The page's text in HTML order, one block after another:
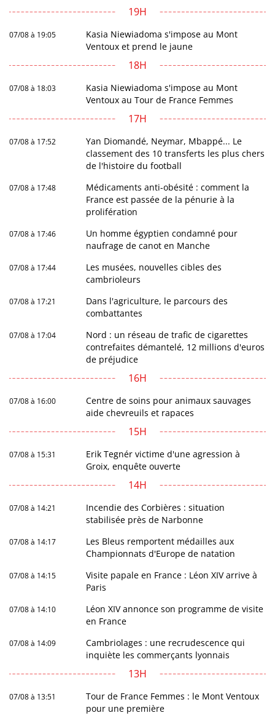
19H
07/08 à 19:05
Kasia Niewiadoma s'impose au Mont
Ventoux et prend le jaune
18H
07/08 à 18:03
Kasia Niewiadoma s'impose au Mont
Ventoux au Tour de France Femmes
17H
07/08 à 17:52
Yan Diomandé, Neymar, Mbappé... Le
classement des 10 transferts les plus chers
de l'histoire du football
07/08 à 17:48
Médicaments anti-obésité : comment la
France est passée de la pénurie à la
prolifération
07/08 à 17:46
Un homme égyptien condamné pour
naufrage de canot en Manche
07/08 à 17:44
Les musées, nouvelles cibles des
cambrioleurs
07/08 à 17:21
Dans l'agriculture, le parcours des
combattantes
07/08 à 17:04
Nord : un réseau de trafic de cigarettes
contrefaites démantelé, 12 millions d'euros
de préjudice
16H
07/08 à 16:00
Centre de soins pour animaux sauvages
aide chevreuils et rapaces
15H
07/08 à 15:31
Erik Tegnér victime d'une agression à
Groix, enquête ouverte
14H
07/08 à 14:21
Incendie des Corbières : situation
stabilisée près de Narbonne
07/08 à 14:17
Les Bleus remportent médailles aux
Championnats d'Europe de natation
07/08 à 14:15
Visite papale en France : Léon XIV arrive à
Paris
07/08 à 14:10
Léon XIV annonce son programme de visite
en France
07/08 à 14:09
Cambriolages : une recrudescence qui
inquiète les commerçants lyonnais
13H
07/08 à 13:51
Tour de France Femmes : le Mont Ventoux
pour une première